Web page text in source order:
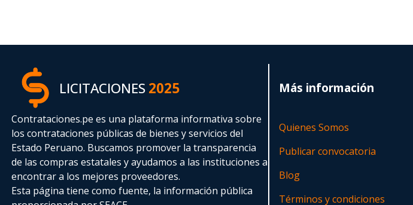
LICITACIONES2025
Contrataciones.pe es una plataforma informativa sobre
los contrataciones públicas de bienes y servicios del
Estado Peruano. Buscamos promover la transparencia
de las compras estatalesy ayudamos a las instituciones a
encontrar a los mejores proveedores.
Esta página tiene como fuente, la información pública
Más información
Quienes Somos
Publicar convocatoria
Blog
Términos y condiciones